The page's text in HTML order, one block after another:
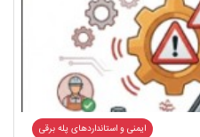
ایمنی و استانداردهای پله برقی